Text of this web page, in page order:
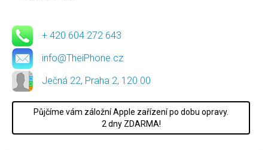
+ 420 604 272 643
info@TheiPhone.cz
Ječná 22, Praha 2, 120 00
Půjčíme vám záložní Apple zařízení po dobu opravy.
2 dny ZDARMA!